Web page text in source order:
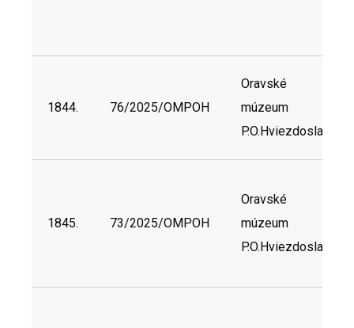
1844. 76/2025/OMPOH
Oravské
múzeum
P.O.Hviezdoslava
1845. 73/2025/OMPOH
Oravské
múzeum
P.O.Hviezdoslava